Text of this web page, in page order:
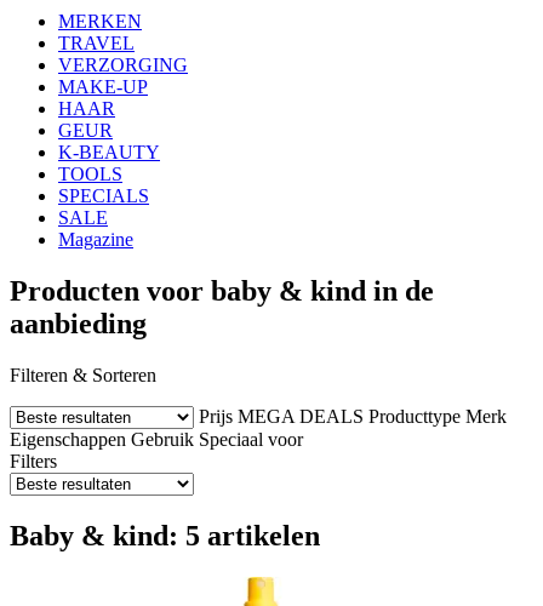
MERKEN
TRAVEL
VERZORGING
MAKE-UP
HAAR
GEUR
K-BEAUTY
TOOLS
SPECIALS
SALE
Magazine
Producten voor baby & kind in de
aanbieding
Filteren & Sorteren
Prijs MEGA DEALS Producttype Merk
Eigenschappen Gebruik Speciaal voor
Filters
Baby & kind: 5 artikelen